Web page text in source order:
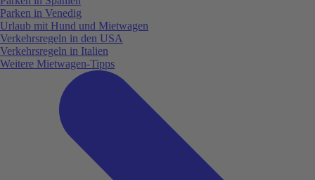
Parken in Venedig
Urlaub mit Hund und Mietwagen
Verkehrsregeln in den USA
Verkehrsregeln in Italien
Weitere Mietwagen-Tipps